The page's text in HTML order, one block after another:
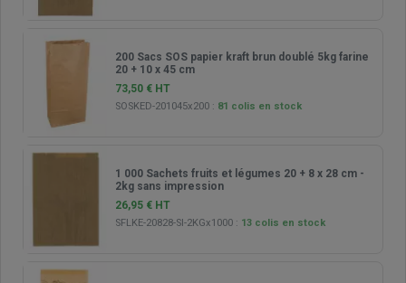
200 Sacs SOS papier kraft brun doublé 5kg farine
20 + 10 x 45 cm
73,50 € HT
SOSKED-201045x200 : 81 colis en stock
1 000 Sachets fruits et légumes 20 + 8 x 28 cm -
2kg sans impression
26,95 € HT
SFLKE-20828-SI-2KGx1000 : 13 colis en stock